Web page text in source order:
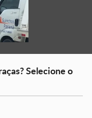
Selecione o